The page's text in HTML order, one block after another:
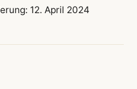
12. April 2024